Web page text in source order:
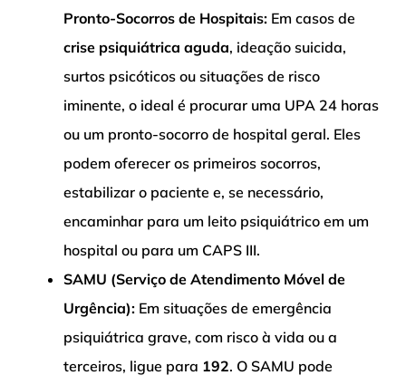
Pronto-Socorros de Hospitais: Em casos de
crise psiquiátrica aguda, ideação suicida,
surtos psicóticos ou situações de risco
iminente, o ideal é procurar uma UPA 24 horas
ou um pronto-socorro de hospital geral. Eles
podem oferecer os primeiros socorros,
estabilizar o paciente e, se necessário,
encaminhar para um leito psiquiátrico em um
hospital ou para um CAPS III.
SAMU (Serviço de Atendimento Móvel de
Urgência): Em situações de emergência
psiquiátrica grave, com risco à vida ou a
terceiros, ligue para 192. O SAMU pode